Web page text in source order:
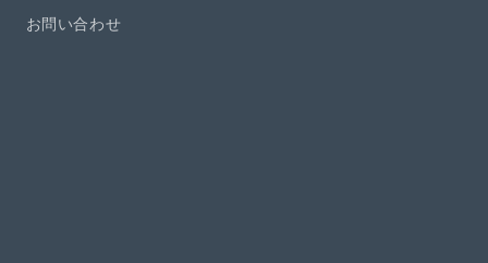
お問い合わせ